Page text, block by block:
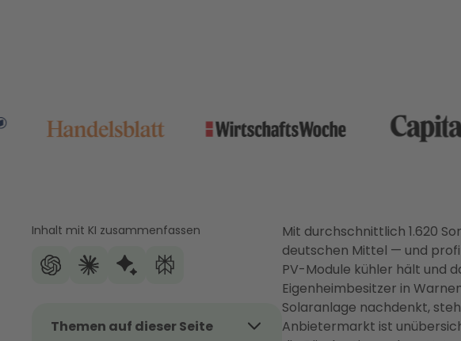
Inhalt mit KI zusammenfassen
Themen auf dieser Seite
Mit durchschnittlich 1.620
deutschen Mittel — und
PV-Module kühler hält und
Eigenheimbesitzer in
Solaranlage nachdenkt,
Anbietermarkt ist